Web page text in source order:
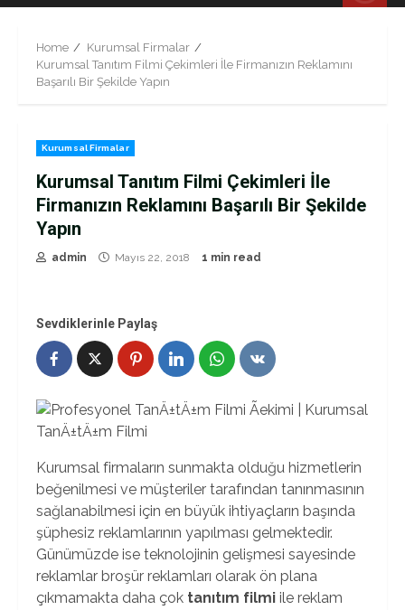
Home
Kurumsal Firmalar
Kurumsal Tanıtım Filmi Çekimleri İle Firmanızın Reklamını
Başarılı Bir Şekilde Yapın
Kurumsal Firmalar
Kurumsal Tanıtım Filmi Çekimleri İle
Firmanızın Reklamını Başarılı Bir Şekilde
Yapın
admin Mayıs 22, 2018 1 min read
Sevdiklerinle Paylaş
Kurumsal firmaların sunmakta olduğu hizmetlerin
beğenilmesi ve müşteriler tarafından tanınmasının
sağlanabilmesi için en büyük ihtiyaçların başında
şüphesiz reklamlarının yapılması gelmektedir.
Günümüzde ise teknolojinin gelişmesi sayesinde
reklamlar broşür reklamları olarak ön plana
çıkmamakta daha çok tanıtım filmi ile reklam